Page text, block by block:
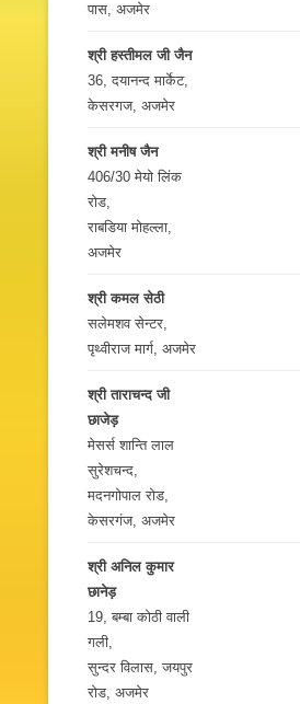
पास, अजमेर
श्री हस्तीमल जी जैन
36, दयानन्द मार्केट,
केसरगज, अजमेर
श्री मनीष जैन
406/30 मेयो लिंक
रोड,
राबडिया मोहल्ला,
अजमेर
श्री कमल सेठी
सलेमशव सेन्टर,
पृथ्वीराज मार्ग, अजमेर
श्री ताराचन्द जी
छाजेड़
मेसर्स शान्ति लाल
सुरेशचन्द,
मदनगोपाल रोड,
केसरगंज, अजमेर
श्री अनिल कुमार
छानेड़
19, बम्बा कोठी वाली
गली,
सुन्दर विलास, जयपुर
रोड, अजमेर